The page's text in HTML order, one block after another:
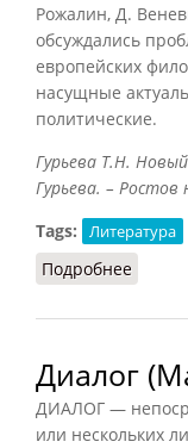
Рожалин, Д.
обсуждались
европейских
насущные
политические.
Гурьева Т.Н.
Гурьева. – Ростов
Tags:
Литература
Подробнее
Диалог
ДИАЛОГ —
или нескольких